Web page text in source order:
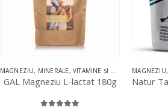
MAGNEZIU, MINERALE, VITAMINE ȘI MINERALE
GAL Magneziu L-lactat 180g
MAGNEZIU,